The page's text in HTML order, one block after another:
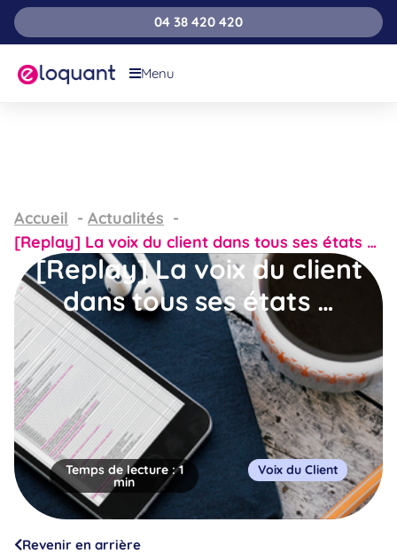
04 38 420 420
Menu
Accueil
Actualités
[Replay] La voix du client dans tous ses états …
[Replay] La voix du client
dans tous ses états …
Temps de lecture :1
min
Voix du Client
Revenir en arrière